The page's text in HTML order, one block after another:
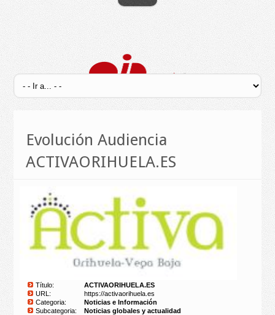
Evolución Audiencia
ACTIVAORIHUELA.ES
Título:
ACTIVAORIHUELA.ES
URL:
https://activaorihuela.es
Categoria:
Noticias e Información
Subcategoria:
Noticias globales y actualidad